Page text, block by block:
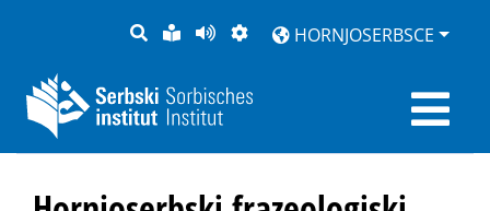
PYTANJE
LOCHKA
RĚČ
STRONU
PŘEDČITAĆ
ZWOBRAZNJENJE
HORNJOSERBSCE